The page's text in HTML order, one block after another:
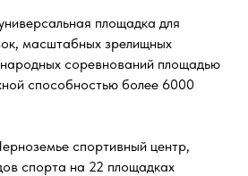
площадка для
масштабных зрелищных
соревнований площадью
способностью более 6000
спортивный центр,
спорта на 22 площадках